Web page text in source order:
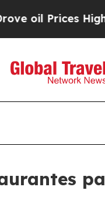
Prices Higher,